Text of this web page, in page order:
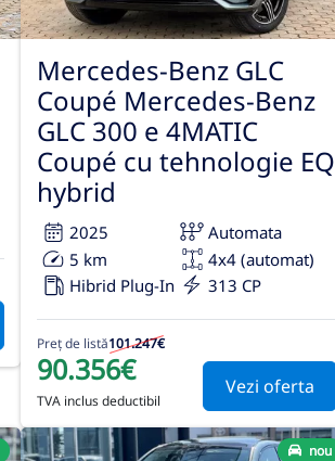
Mercedes-Benz GLC
Coupé Mercedes-Benz
GLC 300 e 4MATIC
Coupé cu tehnologie EQ
hybrid
2025
Automata
5 km
4x4 (automat)
Hibrid Plug-In
313 CP
Preț de listă101.247€
90.356€
TVA inclus deductibil
Vezi oferta
nou